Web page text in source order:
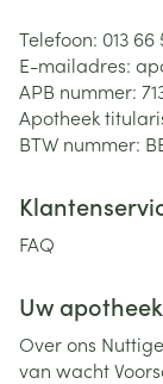
Telefoon: 013 66
E-mailadres:
APB nummer:
Apotheek
BTW nummer:
FAQ
Uw apotheek
Over ons
van wacht